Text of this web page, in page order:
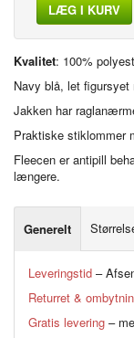
LÆG I KURV
Kvalitet: 100%
Navy blå, let
Jakken har
Praktiske stiklommer
Fleecen er antipill
længere.
Generelt
Leveringstid –
Returret &
Gratis levering –